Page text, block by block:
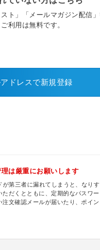
スト」「メールマガジン配信
利用は無料です。
アドレスで新規登録
は厳重にお願いします
第三者に漏れてしまうと、なり
だくとともに、定期的なパスワ
文確認メールが届いたり、ポイ